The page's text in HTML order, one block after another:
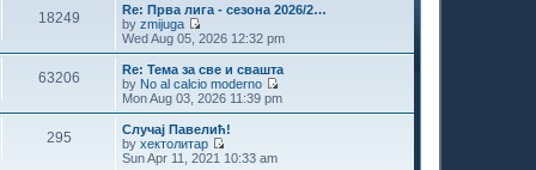
18249
Re: Прва лига - сезона 2026/2…
by zmijuga
V
i
e
w
t
h
l
a
t
Wed Aug 05, 2026 12:32 pm
63206
Re: Тема за све и свашта
by No al calcio moderno
V
i
Mon Aug 03, 2026 11:39 pm
295
Случај Павелић!
by хектолитар
V
Sun Apr 11, 2021 10:33 am